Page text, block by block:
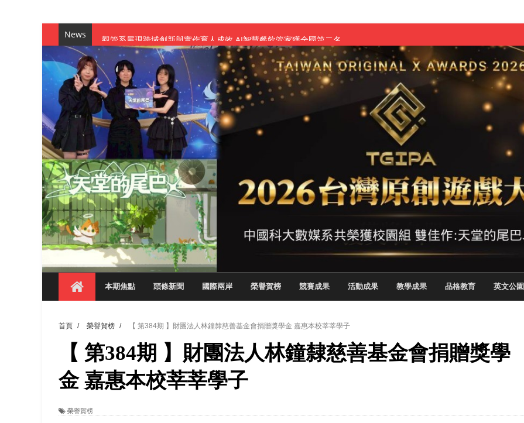
News
觀管系展現跨域創新與實作育人成效 AI智慧餐飲管家獲全國第二名
學務處舉辦「董事長『聊』心室」 上官董事長與青年學子溫馨對談 傳遞品格與智慧力量
成人之美成就學生夢想 菁英學程陪伴財金系學生蛻變成金融新星
金曲陣容強勢進駐！中國科大原民音樂成果展 燃爆傳統與現代
數媒系《天堂的尾巴》、《礦影》勇奪台灣原創遊戲大賞雙佳作
師生攜手磨練一個月！觀管系榮獲天籟盃全國大專廣播詞競賽英文組佳作
一銀彭仁主中國科大開講 解密AI時代的金融轉型與數位正義
通識教育中心主辦「114學年度AI英文自我介紹比賽」成績出爐
數據後的溫度：財金系傑出校友共議「人文素養」 點亮智慧金融時代的跨域新局
森城建設股份有限公司捐贈 嘉惠行管系莘莘學子
產學合作新里程！財金系師生參訪中租控股 探索金融實習優勢
英文公園 315期
【 第404期 】影視系榮獲59屆美國休士頓國際影展最高榮譽白金獎
【 第404期 】你抓得到我嗎？數媒系VR新創遊戲抱回金點新秀獎
【 第404期 】探索空間設計解方 室設系學子於 2026 TSID 提出具體舊建築再利用提案
【 第404期 】從創意到實踐 數媒系學生於技專校院電腦動畫競賽嶄露頭角
【 第404期 】以品格奠基、用領導領航：中國科大雙校區學生會全國賽勇奪佳績
【 第404期 】此夏，向未來！ 中國科大新竹畢典青銀共學、逐夢啟航
領航AI創先例！ 數媒系錄音室獲「杜比全景聲」與「Wwise」雙認證
本期焦點 頭條新聞 國際兩岸 榮譽賀榜 競賽成果 活動成果 教學成果 品格教育 英文公園
首頁 / 榮譽賀榜 / 【 第384期 】財團法人林鐘隸慈善基金會捐贈獎學金 嘉惠本校莘莘學子
【 第384期 】財團法人林鐘隸慈善基金會捐贈獎學
金 嘉惠本校莘莘學子
榮譽賀榜